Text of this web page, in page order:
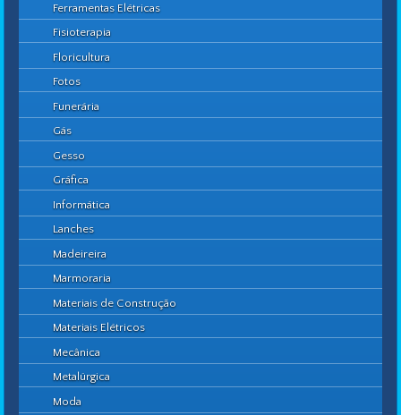
Ferramentas Elétricas
Fisioterapia
Floricultura
Fotos
Funerária
Gás
Gesso
Gráfica
Informática
Lanches
Madeireira
Marmoraria
Materiais de Construção
Materiais Elétricos
Mecânica
Metalúrgica
Moda